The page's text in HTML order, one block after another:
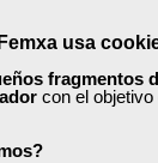
usa
fragmentos
con el objetivo